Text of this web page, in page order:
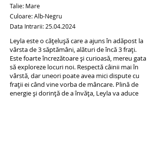
Talie: Mare
Culoare: Alb-Negru
Data Intrarii: 25.04.2024
Leyla este o cățelușă care a ajuns în adăpost la
vârsta de 3 săptămâni, alături de încă 3 frați.
Este foarte încrezătoare și curioasă, mereu gata
să exploreze locuri noi. Respectă câinii mai în
vârstă, dar uneori poate avea mici dispute cu
frații ei când vine vorba de mâncare. Plină de
energie și dorință de a învăța, Leyla va aduce